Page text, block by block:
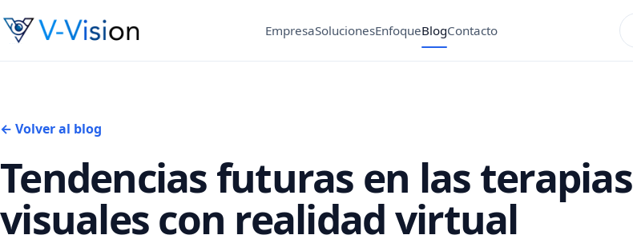
EmpresaSolucionesEnfoqueBlogContacto
← Volver al blog
Tendencias futuras en las terapias
visuales con realidad virtual